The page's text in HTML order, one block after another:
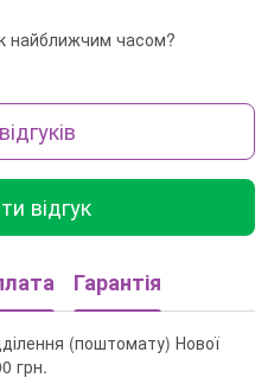
найближчим часом?
відгук
Гарантія
(поштомату) Нової
грн.